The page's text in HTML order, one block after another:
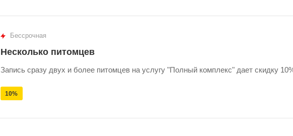
Бессрочная
Несколько питомцев
Запись сразу двух и более питомцев на услугу "Полный комплекс" дает скидку
10%